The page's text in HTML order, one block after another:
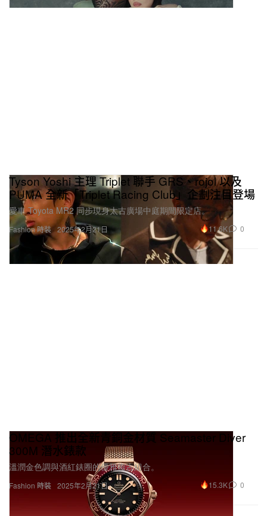
Fashion 時裝
Tyson Yoshi 主理 Triplet 聯手 GRS、rojol 以及
PUMA 全新「Triplet Racing Club」企劃注目登場
愛車 Toyota MR2 同步現身太古廣場中庭期間限定店。
2025年2月21日 11.6K 0
Fashion 時裝
OMEGA 推出全新青銅金材質 Seamaster Diver
300M 潛水錶款
溫潤金色調與酒紅錶圈的優雅復古組合。
2025年2月21日 15.3K 0